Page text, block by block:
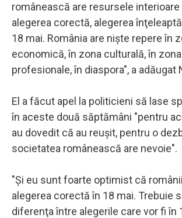
românească are resursele
alegerea corectă, alegerea
18 mai. România are nişte repere în
economică, în zona culturală, în
profesionale, în diaspora", a adăugat
El a făcut apel la politicieni să lase
în aceste două săptămâni "pentru
au dovedit că au reuşit, pentru o
societatea românească are nevoie".
"Şi eu sunt foarte optimist că
alegerea corectă în 18 mai. Trebuie
diferenţa între alegerile care vor fi în